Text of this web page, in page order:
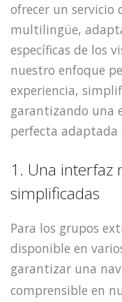
ofrecer un servicio
multilingüe,
específicas de los
nuestro enfoque
experiencia,
garantizando una
perfecta
1. Una interfaz
simplificadas
Para los grupos
disponible en
garantizar una
comprensible en